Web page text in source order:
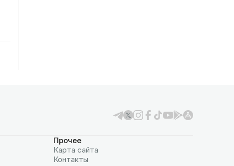
Прочее
Карта сайта
Контакты